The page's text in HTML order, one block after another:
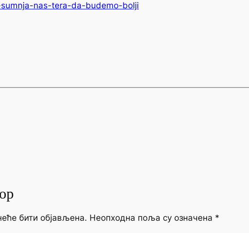
nas-tera-da-budemo-bolji
бити објављена. Неопходна поља су означена *